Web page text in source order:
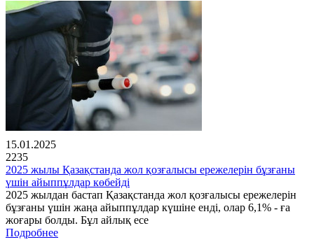
15.01.2025
2235
2025 жылы Қазақстанда жол қозғалысы ережелерін бұзғаны
үшін айыппұлдар көбейді
2025 жылдан бастап Қазақстанда жол қозғалысы ережелерін
бұзғаны үшін жаңа айыппұлдар күшіне енді, олар 6,1% - ға
жоғары болды. Бұл айлық есе
Подробнее